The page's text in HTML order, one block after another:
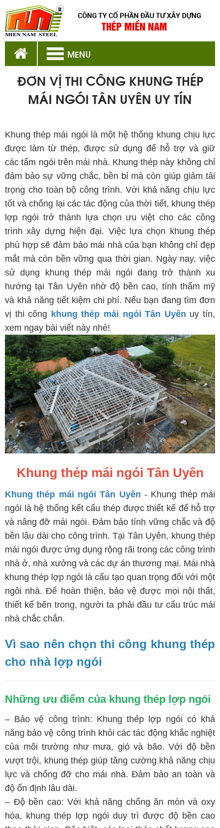
MENU
ĐƠN VỊ THI CÔNG KHUNG THÉP
MÁI NGÓI TÂN UYÊN UY TÍN
Khung thép mái ngói là một hệ thống khung chịu lực
được làm từ thép, được sử dụng để hỗ trợ và giữ
các tấm ngói trên mái nhà. Khung thép này không chỉ
đảm bảo sự vững chắc, bền bỉ mà còn giúp giảm tải
trọng cho toàn bộ công trình. Với khả năng chịu lực
tốt và chống lại các tác động của thời tiết, khung thép
lợp ngói trở thành lựa chọn ưu việt cho các công
trình xây dựng hiện đại. Việc lựa chọn khung thép
phù hợp sẽ đảm bảo mái nhà của bạn không chỉ đẹp
mắt mà còn bền vững qua thời gian. Ngày nay, việc
sử dụng khung thép mái ngói đang trở thành xu
hướng tại Tân Uyên nhờ độ bền cao, tính thẩm mỹ
và khả năng tiết kiệm chi phí. Nếu bạn đang tìm đơn
vị thi công khung thép mái ngói Tân Uyên uy tín,
xem ngay bài viết này nhé!
Khung thép mái ngói Tân Uyên
Khung thép mái ngói Tân Uyên - Khung thép mái
ngói là hệ thống kết cấu thép được thiết kế để hỗ trợ
và nâng đỡ mái ngói. Đảm bảo tính vững chắc và độ
bền lâu dài cho công trình. Tại Tân Uyên, khung thép
mái ngói được ứng dụng rộng rãi trong các công trình
nhà ở, nhà xưởng và các dự án thương mại. Mái nhà
khung thép lợp ngói là cấu tạo quan trọng đối với một
ngôi nhà. Để hoàn thiện, bảo vệ được mọi nội thất,
thiết kế bên trong, người ta phải đầu tư cấu trúc mái
nhà chắc chắn.
Vì sao nên chọn thi công khung thép
cho nhà lợp ngói
Những ưu điểm của khung thép lợp ngói
– Bảo vệ công trình: Khung thép lợp ngói có khả
năng bảo vệ công trình khỏi các tác động khắc nghiệt
của môi trường như mưa, gió và bão. Với độ bền
vượt trội, khung thép giúp tăng cường khả năng chịu
lực và chống đỡ cho mái nhà. Đảm bảo an toàn và
độ ổn định lâu dài.
– Độ bền cao: Với khả năng chống ăn mòn và oxy
hóa, khung thép lợp ngói duy trì được độ bền cao